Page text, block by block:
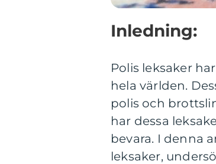
Inledning:
Polis leksaker
hela världen.
polis och
har dessa
bevara. I denna
leksaker,